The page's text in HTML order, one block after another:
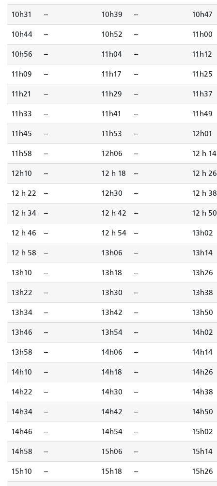
10h31 -- 10h39 -- 10h47
10h44 -- 10h52 -- 11h00
10h56 -- 11h04 -- 11h12
11h09 -- 11h17 -- 11h25
11h21 -- 11h29 -- 11h37
11h33 -- 11h41 -- 11h49
11h45 -- 11h53 -- 12h01
11h58 -- 12h06 -- 12 h 14
12h10 -- 12 h 18 -- 12 h 26
12 h 22 -- 12h30 -- 12 h 38
12 h 34 -- 12 h 42 -- 12 h 50
12 h 46 -- 12 h 54 -- 13h02
12 h 58 -- 13h06 -- 13h14
13h10 -- 13h18 -- 13h26
13h22 -- 13h30 -- 13h38
13h34 -- 13h42 -- 13h50
13h46 -- 13h54 -- 14h02
13h58 -- 14h06 -- 14h14
14h10 -- 14h18 -- 14h26
14h22 -- 14h30 -- 14h38
14h34 -- 14h42 -- 14h50
14h46 -- 14h54 -- 15h02
14h58 -- 15h06 -- 15h14
15h10 -- 15h18 -- 15h26